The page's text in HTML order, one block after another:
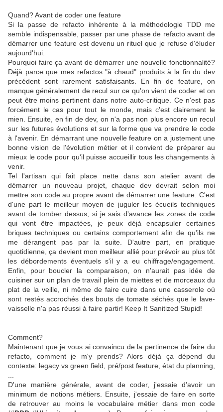
Quand? Avant de coder une feature
Si la passe de refacto inhérente à la méthodologie TDD me
semble indispensable, passer par une phase de refacto avant de
démarrer une feature est devenu un rituel que je refuse d'éluder
aujourd'hui.
Pourquoi faire ça avant de démarrer une nouvelle fonctionnalité?
Déjà parce que mes refactos "à chaud" produits à la fin du dev
précédent sont rarement satisfaisants. En fin de feature, on
manque généralement de recul sur ce qu'on vient de coder et on
peut être moins pertinent dans notre auto-critique. Ce n'est pas
forcément le cas pour tout le monde, mais c'est clairement le
mien. Ensuite, en fin de dev, on n'a pas non plus encore un recul
sur les futures évolutions et sur la forme que va prendre le code
à l'avenir. En démarrant une nouvelle feature on a justement une
bonne vision de l'évolution métier et il convient de préparer au
mieux le code pour qu'il puisse accueillir tous les changements à
venir.
Tel l'artisan qui fait place nette dans son atelier avant de
démarrer un nouveau projet, chaque dev devrait selon moi
mettre son code au propre avant de démarrer une feature. C'est
d'une part le meilleur moyen de juguler les écueils techniques
avant de tomber dessus; si je sais d'avance les zones de code
qui vont être impactées, je peux déjà encapsuler certaines
briques techniques ou certains comportement afin de qu'ils ne
me dérangent pas par la suite. D'autre part, en pratique
quotidienne, ça devient mon meilleur allié pour prévoir au plus tôt
les débordements éventuels s'il y a eu chiffrage/engagement.
Enfin, pour boucler la comparaison, on n'aurait pas idée de
cuisiner sur un plan de travail plein de miettes et de morceaux du
plat de la veille, ni même de faire cuire dans une casserole où
sont restés accrochés des bouts de tomate séchés que le lave-
vaisselle n'a pas réussi à faire partir! Keep It Sanitized Stupid!
Comment?
Maintenant que je vous ai convaincu de la pertinence de faire du
refacto, comment je m'y prends? Alors déjà ça dépend du
contexte: legacy vs green field, pré/post feature, état du planning,
D'une manière générale, avant de coder, j'essaie d'avoir un
minimum de notions métiers. Ensuite, j'essaie de faire en sorte
de retrouver au moins le vocabulaire métier dans mon code